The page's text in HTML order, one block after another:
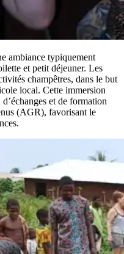
ambiance typiquement
et petit déjeuner. Les
champêtres, dans le but
local. Cette immersion
et de formation
(AGR), favorisant le